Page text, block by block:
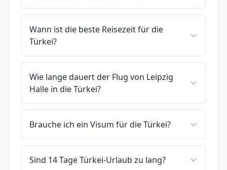
Wann ist die beste Reisezeit für die
Türkei?
Wie lange dauert der Flug von Leipzig
Halle in die Türkei?
Brauche ich ein Visum für die Türkei?
Sind 14 Tage Türkei-Urlaub zu lang?